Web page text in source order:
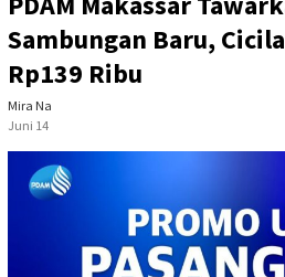
Sambungan Baru,
Rp139 Ribu
Mira Na
Juni 14